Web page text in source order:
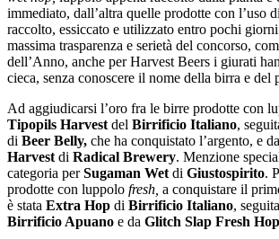
immediato, dall’altra quelle prodotte con l’uso di
raccolto, essiccato e utilizzato entro pochi
massima trasparenza e serietà del concorso,
dell’Anno, anche per Harvest Beers i giurati
cieca, senza conoscere il nome della birra e del
Ad aggiudicarsi l’oro fra le birre prodotte con
Tipopils Harvest del Birrificio Italiano,
di Beer Belly, che ha conquistato l’argento, e
Harvest di Radical Brewery. Menzione
categoria perSugaman Wet di Giustospirito.
prodotte con luppolo fresh, a conquistare il
è stata Extra Hop di Birrificio Italiano,
Birrificio Apuano e da Glitch Slap Fresh Hop